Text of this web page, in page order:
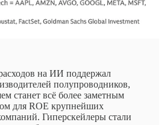
на ИИ поддержал
полупроводников,
станет всё более заметным
для ROE крупнейших
Гиперскейлеры стали